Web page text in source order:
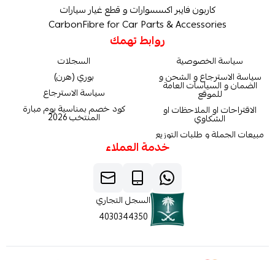
كاربون فايبر اكسسوارات و قطع غيار سيارات
CarbonFibre for Car Parts & Accessories
روابط تهمك
سياسة الخصوصية
سياسة الاسترجاع و الشحن و
الضمان و السياسات العامة
للموقع
الاقتراحات او الملاحظات او
الشكاوي
مبيعات الجملة و طلبات التوزيع
السجلات
بوري (هرن)
سياسة الاسترجاع
كود خصم بمناسبة يوم مبارة
المنتخب 2026
خدمة العملاء
السجل التجاري
4030344350